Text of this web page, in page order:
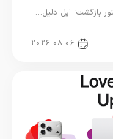
بازگشت؛ اپل دلیل…
2026-08-06